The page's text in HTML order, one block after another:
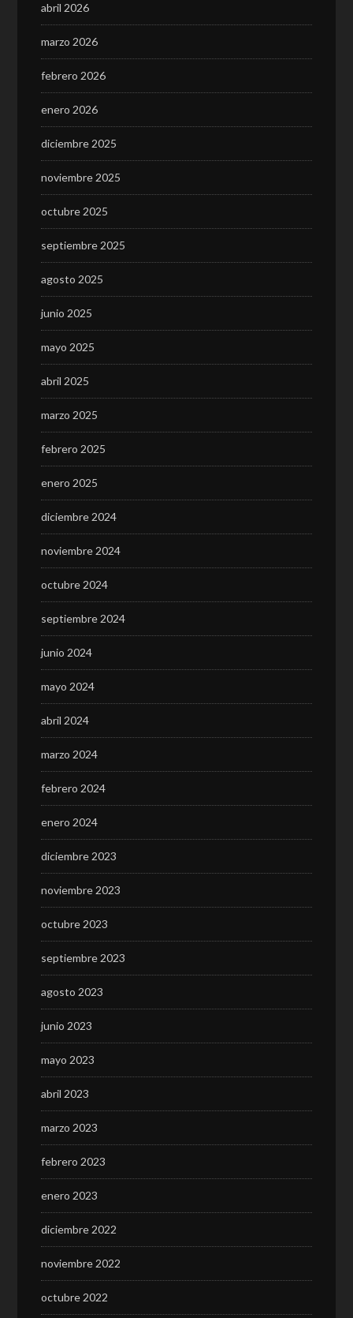
abril 2026
marzo 2026
febrero 2026
enero 2026
diciembre 2025
noviembre 2025
octubre 2025
septiembre 2025
agosto 2025
junio 2025
mayo 2025
abril 2025
marzo 2025
febrero 2025
enero 2025
diciembre 2024
noviembre 2024
octubre 2024
septiembre 2024
junio 2024
mayo 2024
abril 2024
marzo 2024
febrero 2024
enero 2024
diciembre 2023
noviembre 2023
octubre 2023
septiembre 2023
agosto 2023
junio 2023
mayo 2023
abril 2023
marzo 2023
febrero 2023
enero 2023
diciembre 2022
noviembre 2022
octubre 2022